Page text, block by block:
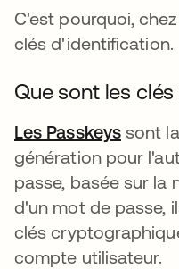
C'est pourquoi,
clés d'identification.
Que sont les
Les Passkeyssont
génération pour
passe, basée sur la
d'un mot de passe,
clés
compte utilisateur.